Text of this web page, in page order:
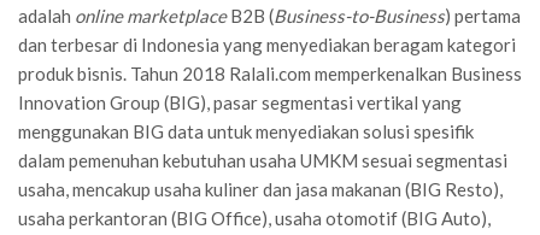
adalah online marketplaceB2B (Business-to-Business) pertama
dan terbesar di Indonesia yang menyediakan beragam kategori
produk bisnis. Tahun 2018 Ralali.com memperkenalkan Business
Innovation Group (BIG), pasar segmentasi vertikal yang
menggunakan BIG data untuk menyediakan solusi spesifik
dalam pemenuhan kebutuhan usaha UMKM sesuai segmentasi
usaha, mencakup usaha kuliner dan jasa makanan (BIG Resto),
usaha perkantoran (BIG Office), usaha otomotif (BIG Auto),